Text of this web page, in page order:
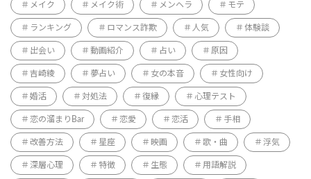
メイク メイク術 メンヘラ モテ
ランキング ロマンス詐欺 人気 体験談
出会い 動画紹介 占い 原因
吉崎綾 夢占い 女の本音 女性向け
婚活 対処法 復縁 心理テスト
恋の溜まりBar 恋愛 恋活 手相
改善方法 星座 映画 歌・曲 浮気
深層心理 特徴 生態 用語解説